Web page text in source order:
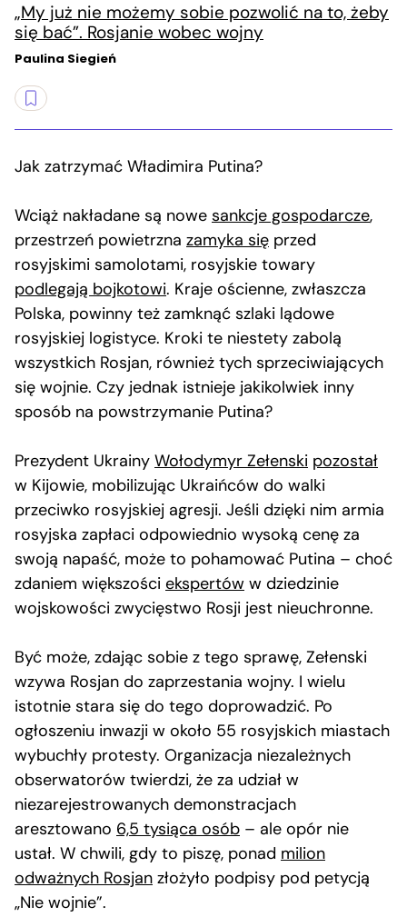
„My już nie możemy sobie pozwolić na to, żeby
się bać”. Rosjanie wobec wojny
Paulina Siegień
Jak zatrzymać Władimira Putina?
Wciąż nakładane są nowe sankcje gospodarcze,
przestrzeń powietrzna zamyka się przed
rosyjskimi samolotami, rosyjskie towary
podlegają bojkotowi. Kraje ościenne, zwłaszcza
Polska, powinny też zamknąć szlaki lądowe
rosyjskiej logistyce. Kroki te niestety zabolą
wszystkich Rosjan, również tych sprzeciwiających
się wojnie. Czy jednak istnieje jakikolwiek inny
sposób na powstrzymanie Putina?
Prezydent Ukrainy Wołodymyr Zełenski pozostał
w Kijowie, mobilizując Ukraińców do walki
przeciwko rosyjskiej agresji. Jeśli dzięki nim armia
rosyjska zapłaci odpowiednio wysoką cenę za
swoją napaść, może to pohamować Putina – choć
zdaniem większości ekspertów w dziedzinie
wojskowości zwycięstwo Rosji jest nieuchronne.
Być może, zdając sobie z tego sprawę, Zełenski
wzywa Rosjan do zaprzestania wojny. I wielu
istotnie stara się do tego doprowadzić. Po
ogłoszeniu inwazji w około 55 rosyjskich miastach
wybuchły protesty. Organizacja niezależnych
obserwatorów twierdzi, że za udział w
niezarejestrowanych demonstracjach
aresztowano 6,5 tysiąca osób – ale opór nie
ustał. W chwili, gdy to piszę, ponad milion
odważnych Rosjan złożyło podpisy pod petycją
„Nie wojnie”.